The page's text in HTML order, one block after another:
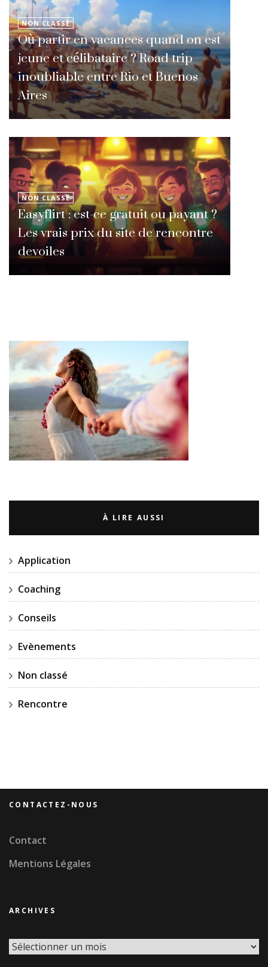
NON CLASSÉ
Où partir en vacances quand on est
jeune et célibataire ? Road trip
inoubliable entre Rio et Buenos
Aires
NON CLASSÉ
Easyflirt : est-ce gratuit ou payant ?
Les vrais prix du site de rencontre
devoiles
À LIRE AUSSI
Application
Coaching
Conseils
Evènements
Non classé
Rencontre
CONTACTEZ-NOUS
Contact
Mentions Légales
ARCHIVES
Archives